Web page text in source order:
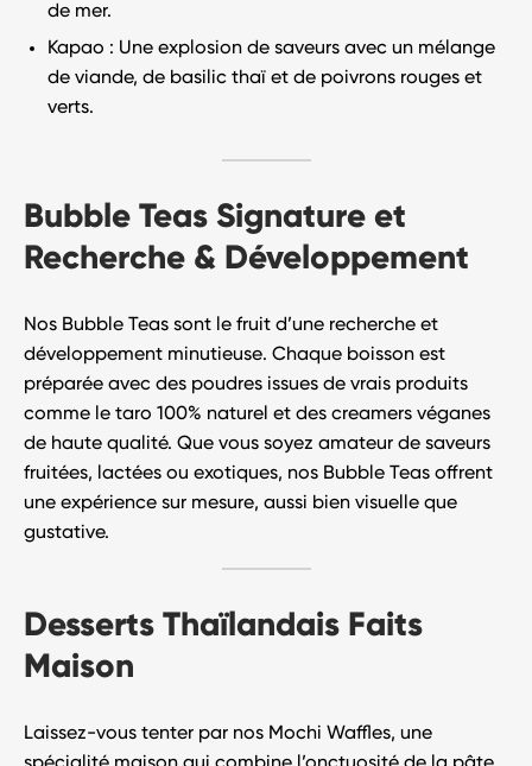
de mer.
Kapao : Une explosion de saveurs avec un mélange
de viande, de basilic thaï et de poivrons rouges et
verts.
Bubble Teas Signature et
Recherche & Développement
Nos Bubble Teas sont le fruit d’une recherche et
développement minutieuse. Chaque boisson est
préparée avec des poudres issues de vrais produits
comme le taro 100% naturel et des creamers véganes
de haute qualité. Que vous soyez amateur de saveurs
fruitées, lactées ou exotiques, nos Bubble Teas offrent
une expérience sur mesure, aussi bien visuelle que
gustative.
Desserts Thaïlandais Faits
Maison
Laissez-vous tenter par nos Mochi Waffles, une